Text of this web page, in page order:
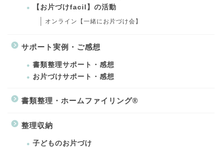
【お片づけfacil】の活動
オンライン【一緒にお片づけ会】
サポート実例・ご感想
書類整理サポート・感想
お片づけサポート・感想
書類整理・ホームファイリング®
整理収納
子どものお片づけ